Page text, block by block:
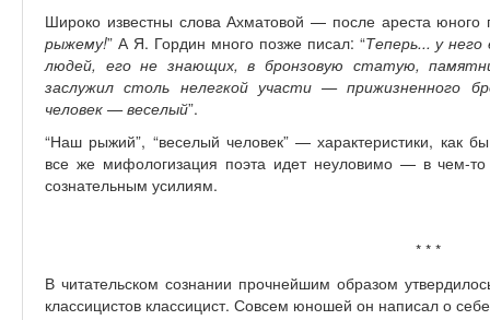
Широко известны слова Ахматовой — после ареста юного
рыжему!” А Я. Гордин много позже писал: “Теперь... у
людей, его не знающих, в бронзовую статую,
заслужил столь нелегкой участи — прижизненного
человек — веселый”.
“Наш рыжий”, “веселый человек” — характеристики, как
все же мифологизация поэта идет неуловимо — в чем-
сознательным усилиям.
* * *
В читательском сознании прочнейшим образом
классицистов классицист. Совсем юношей он написал о